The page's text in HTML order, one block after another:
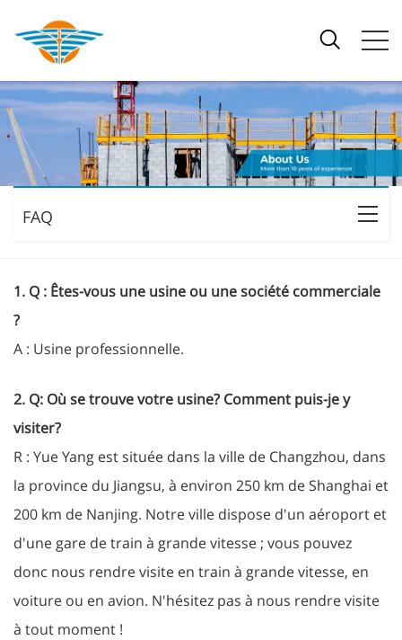
FAQ
1. Q : Êtes-vous une usine ou une société commerciale
?
A : Usine professionnelle.
2. Q: Où se trouve votre usine? Comment puis-je y
visiter?
R : Yue Yang est située dans la ville de Changzhou, dans
la province du Jiangsu, à environ 250 km de Shanghai et
200 km de Nanjing. Notre ville dispose d'un aéroport et
d'une gare de train à grande vitesse ; vous pouvez
donc nous rendre visite en train à grande vitesse, en
voiture ou en avion. N'hésitez pas à nous rendre visite
à tout moment !